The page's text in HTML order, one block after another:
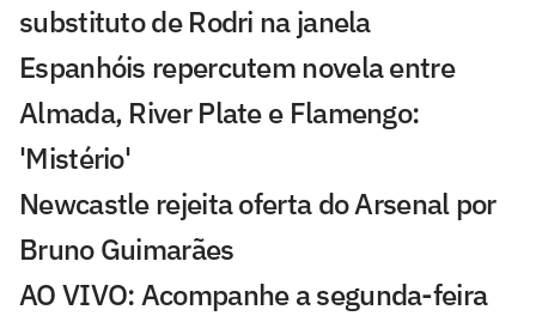
substituto de Rodri na janela
Espanhóis repercutem novela entre
Almada, River Plate e Flamengo:
'Mistério'
Newcastle rejeita oferta do Arsenal por
Bruno Guimarães
AO VIVO: Acompanhe a segunda-feira